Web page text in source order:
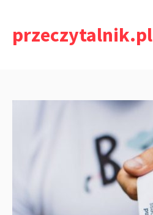
treściprzeczytalnik.pl